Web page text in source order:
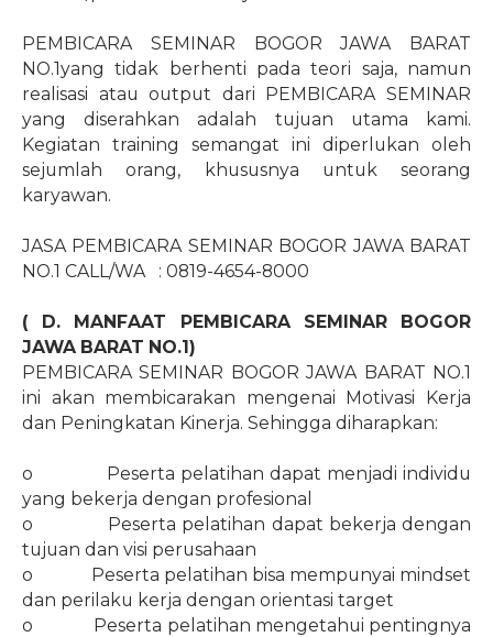
PEMBICARA SEMINAR BOGOR JAWA BARAT
NO.1yang tidak berhenti pada teori saja, namun
realisasi atau output dari PEMBICARA SEMINAR
yang diserahkan adalah tujuan utama kami.
Kegiatan training semangat ini diperlukan oleh
sejumlah orang, khususnya untuk seorang
karyawan.
JASA PEMBICARA SEMINAR BOGOR JAWA BARAT
NO.1 CALL/WA
: 0819-4654-8000
( D. MANFAAT PEMBICARA SEMINAR BOGOR
JAWA BARAT NO.1)
PEMBICARA SEMINAR BOGOR JAWA BARAT NO.1
ini akan membicarakan mengenai Motivasi Kerja
dan Peningkatan Kinerja. Sehingga diharapkan:
o
Peserta pelatihan dapat menjadi individu
yang bekerja dengan profesional
o
Peserta pelatihan dapat bekerja dengan
tujuan dan visi perusahaan
o
Peserta pelatihan bisa mempunyai mindset
dan perilaku kerja dengan orientasi target
o
Peserta pelatihan mengetahui pentingnya